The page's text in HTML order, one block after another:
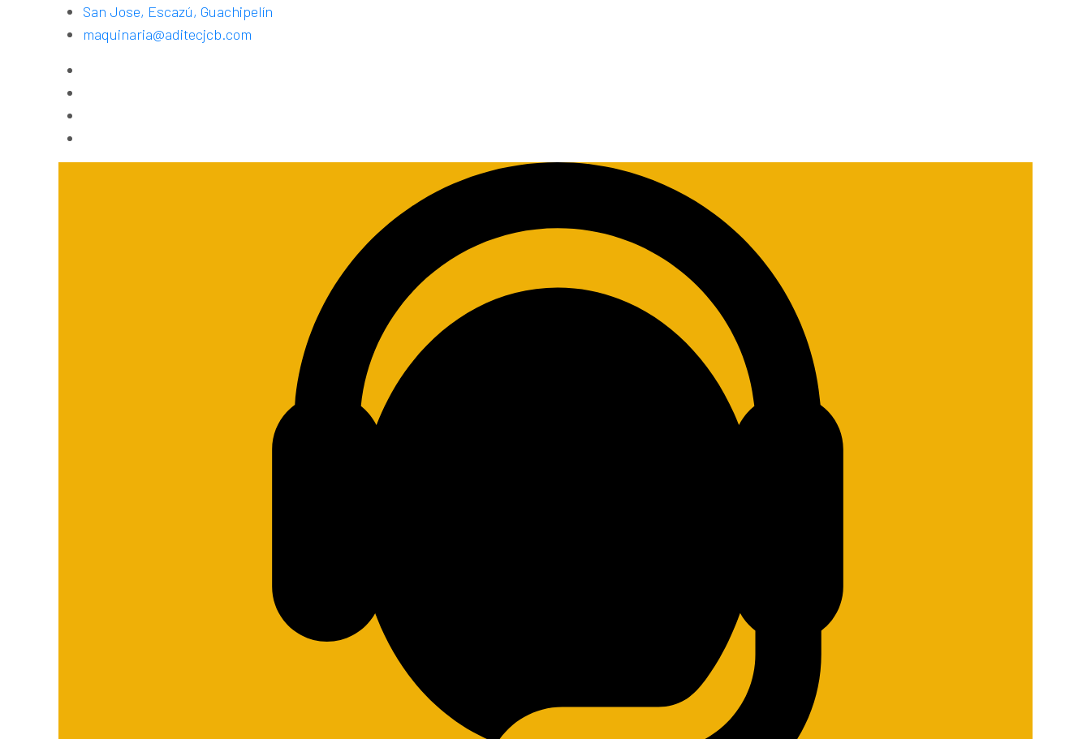
San Jose, Escazú, Guachipelín
maquinaria@aditecjcb.com